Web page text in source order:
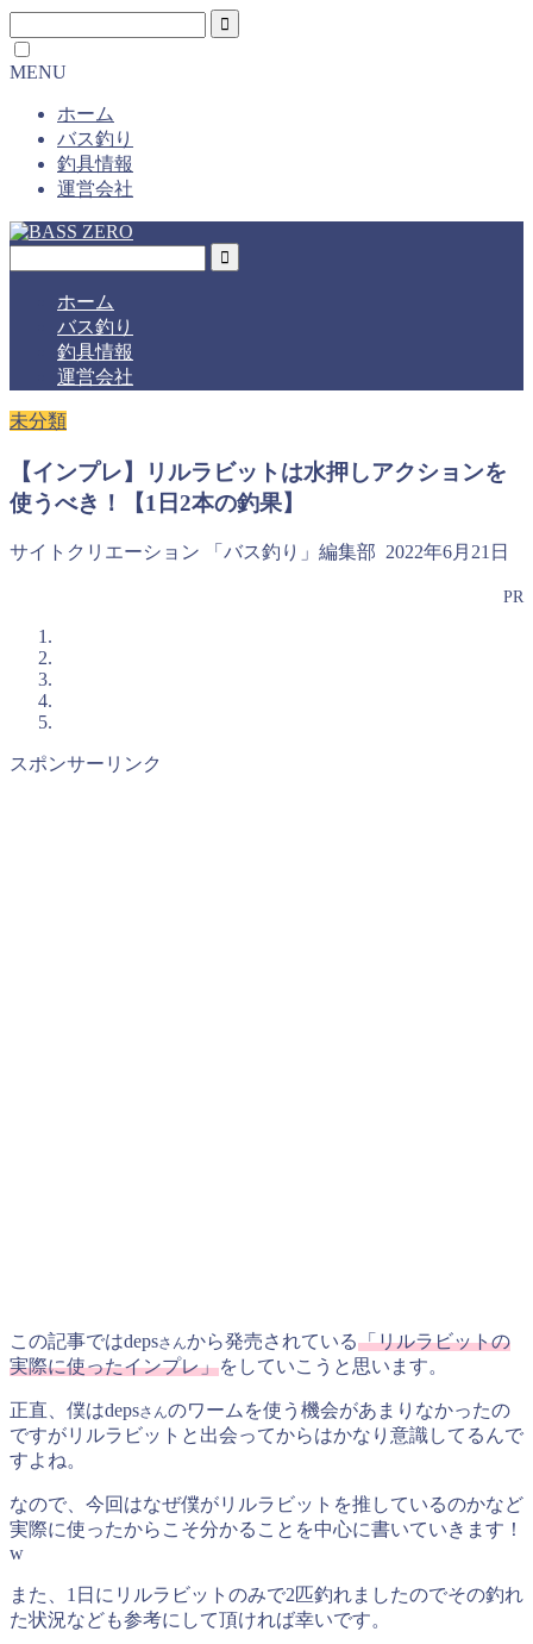
MENU
ホーム
バス釣り
釣具情報
運営会社
ホーム
バス釣り
釣具情報
運営会社
未分類
【インプレ】リルラビットは水押しアクションを
使うべき！【1日2本の釣果】
サイトクリエーション 「バス釣り」編集部 2022年6月21日
PR
スポンサーリンク
この記事ではdepsさんから発売されている「リルラビットの
実際に使ったインプレ」をしていこうと思います。
正直、僕はdepsさんのワームを使う機会があまりなかったの
ですがリルラビットと出会ってからはかなり意識してるんで
すよね。
なので、今回はなぜ僕がリルラビットを推しているのかなど
実際に使ったからこそ分かることを中心に書いていきます！
w
また、1日にリルラビットのみで2匹釣れましたのでその釣れ
た状況なども参考にして頂ければ幸いです。